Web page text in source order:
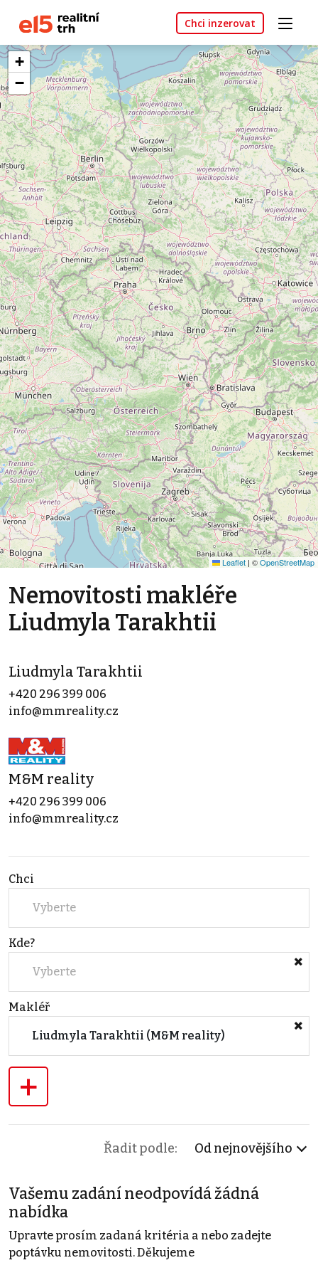
Chci inzerovat
+
−
Leaflet | ©OpenStreetMap
Nemovitosti makléře
Liudmyla Tarakhtii
Liudmyla Tarakhtii
+420 296 399 006
info@mmreality.cz
M&M reality
+420 296 399 006
info@mmreality.cz
Chci
Vyberte
Kde?
Vyberte
Makléř
Liudmyla Tarakhtii (M&M reality)
+
Řadit podle: Od nejnovějšího
Vašemu zadání neodpovídá žádná
nabídka
Upravte prosím zadaná kritéria a nebo zadejte
poptávku nemovitosti. Děkujeme